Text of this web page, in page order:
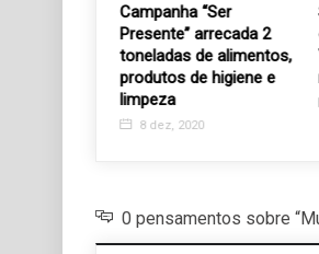
Campanha “Ser
Presente” arrecada 2
toneladas de alimentos,
produtos de higiene e
limpeza
8 dez, 2020
0 pensamentos sobre